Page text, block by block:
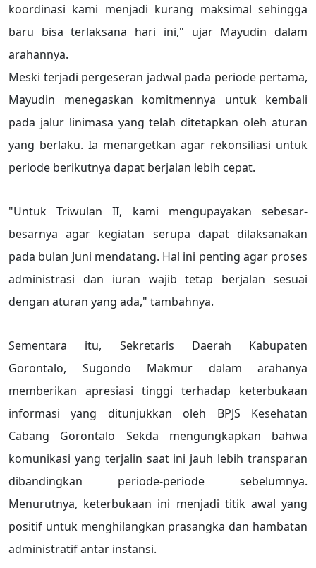
koordinasi kami menjadi kurang maksimal sehingga
baru bisa terlaksana hari ini," ujar Mayudin dalam
arahannya.
Meski terjadi pergeseran jadwal pada periode pertama,
Mayudin menegaskan komitmennya untuk kembali
pada jalur linimasa yang telah ditetapkan oleh aturan
yang berlaku. Ia menargetkan agar rekonsiliasi untuk
periode berikutnya dapat berjalan lebih cepat.
"Untuk Triwulan II, kami mengupayakan sebesar-
besarnya agar kegiatan serupa dapat dilaksanakan
pada bulan Juni mendatang. Hal ini penting agar proses
administrasi dan iuran wajib tetap berjalan sesuai
dengan aturan yang ada," tambahnya.
Sementara itu, Sekretaris Daerah Kabupaten
Gorontalo, Sugondo Makmur dalam arahanya
memberikan apresiasi tinggi terhadap keterbukaan
informasi yang ditunjukkan oleh BPJS Kesehatan
Cabang Gorontalo Sekda mengungkapkan bahwa
komunikasi yang terjalin saat ini jauh lebih transparan
dibandingkan periode-periode sebelumnya.
Menurutnya, keterbukaan ini menjadi titik awal yang
positif untuk menghilangkan prasangka dan hambatan
administratif antar instansi.